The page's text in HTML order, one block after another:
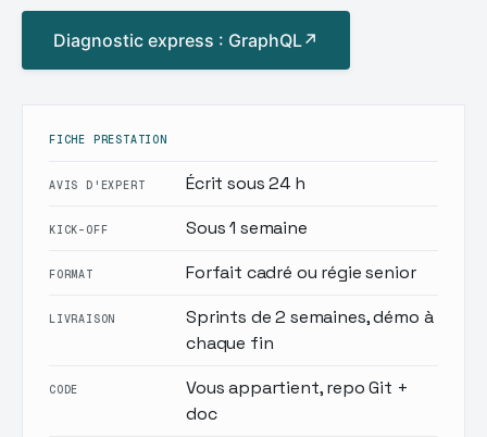
Diagnostic express : GraphQL↗
FICHE PRESTATION
AVIS D'EXPERT Écrit sous 24 h
KICK-OFF Sous 1 semaine
FORMAT Forfait cadré ou régie senior
LIVRAISON
Sprints de 2 semaines, démo à
chaque fin
CODE
Vous appartient, repo Git +
doc